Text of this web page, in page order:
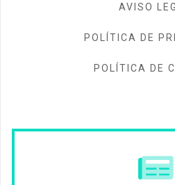
AVISO
POLÍTICA DE
POLÍTICA DE